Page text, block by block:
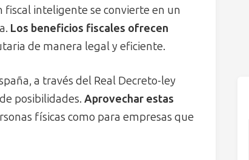
inteligente se convierte en un
Los beneficios fiscales ofrecen
de manera legal y eficiente.
a través del Real Decreto-ley
posibilidades. Aprovechar estas
físicas como para empresas que